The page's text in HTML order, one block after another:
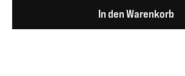
In den Warenkorb